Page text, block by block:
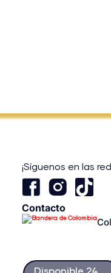
¡Síguenos en las
T
i
k
Contacto